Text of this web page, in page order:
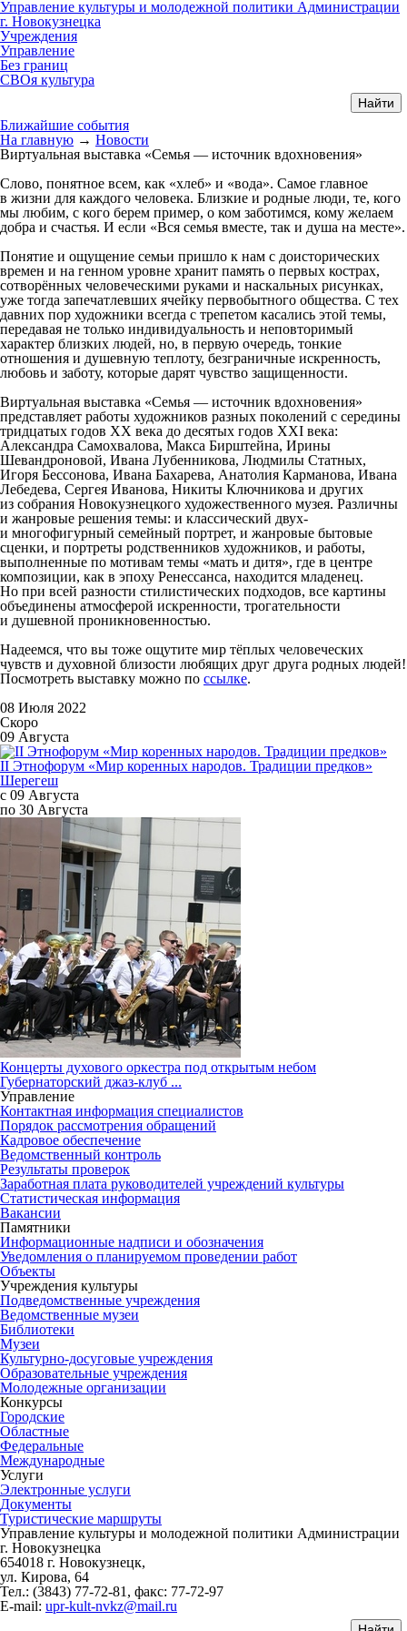
Управление культуры и молодежной политики Администрации
г. Новокузнецка
Учреждения
Управление
Без границ
СВОя культура
Ближайшие события
На главную → Новости
Виртуальная выставка «Семья — источник вдохновения»
Слово, понятное всем, как «хлеб» и «вода». Самое главное
в жизни для каждого человека. Близкие и родные люди, те, кого
мы любим, с кого берем пример, о ком заботимся, кому желаем
добра и счастья. И если «Вся семья вместе, так и душа на месте».
Понятие и ощущение семьи пришло к нам с доисторических
времен и на генном уровне хранит память о первых кострах,
сотворённых человеческими руками и наскальных рисунках,
уже тогда запечатлевших ячейку первобытного общества. С тех
давних пор художники всегда с трепетом касались этой темы,
передавая не только индивидуальность и неповторимый
характер близких людей, но, в первую очередь, тонкие
отношения и душевную теплоту, безграничные искренность,
любовь и заботу, которые дарят чувство защищенности.
Виртуальная выставка «Семья — источник вдохновения»
представляет работы художников разных поколений с середины
тридцатых годов XX века до десятых годов XXI века:
Александра Самохвалова, Макса Бирштейна, Ирины
Шевандроновой, Ивана Лубенникова, Людмилы Статных,
Игоря Бессонова, Ивана Бахарева, Анатолия Карманова, Ивана
Лебедева, Сергея Иванова, Никиты Ключникова и других
из собрания Новокузнецкого художественного музея. Различны
и жанровые решения темы: и классический двух-
и многофигурный семейный портрет, и жанровые бытовые
сценки, и портреты родственников художников, и работы,
выполненные по мотивам темы «мать и дитя», где в центре
композиции, как в эпоху Ренессанса, находится младенец.
Но при всей разности стилистических подходов, все картины
объединены атмосферой искренности, трогательности
и душевной проникновенностью.
Надеемся, что вы тоже ощутите мир тёплых человеческих
чувств и духовной близости любящих друг друга родных людей!
Посмотреть выставку можно по ссылке.
08 Июля 2022
Скоро
09 Августа
II Этнофорум «Мир коренных народов. Традиции предков»
Шерегеш
с 09 Августа
по 30 Августа
Концерты духового оркестра под открытым небом
Губернаторский джаз-клуб ...
Управление
Контактная информация специалистов
Порядок рассмотрения обращений
Кадровое обеспечение
Ведомственный контроль
Результаты проверок
Заработная плата руководителей учреждений культуры
Статистическая информация
Вакансии
Памятники
Информационные надписи и обозначения
Уведомления о планируемом проведении работ
Объекты
Учреждения культуры
Подведомственные учреждения
Ведомственные музеи
Библиотеки
Музеи
Культурно-досуговые учреждения
Образовательные учреждения
Молодежные организации
Конкурсы
Городские
Областные
Федеральные
Международные
Услуги
Электронные услуги
Документы
Туристические маршруты
Управление культуры и молодежной политики Администрации
г. Новокузнецка
654018 г. Новокузнецк,
ул. Кирова, 64
Тел.: (3843) 77-72-81 , факс: 77-72-97
E-mail: upr-kult-nvkz@mail.ru